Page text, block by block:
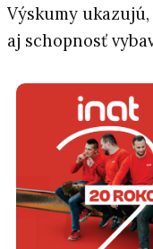
Výskumy
aj schopnosť